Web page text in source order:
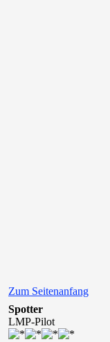
Zum Seitenanfang
Spotter
LMP-Pilot